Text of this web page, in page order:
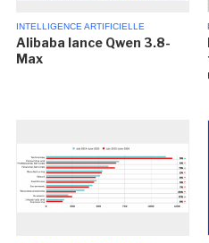
INTELLIGENCE ARTIFICIELLE
Alibaba lance Qwen 3.8-
Max